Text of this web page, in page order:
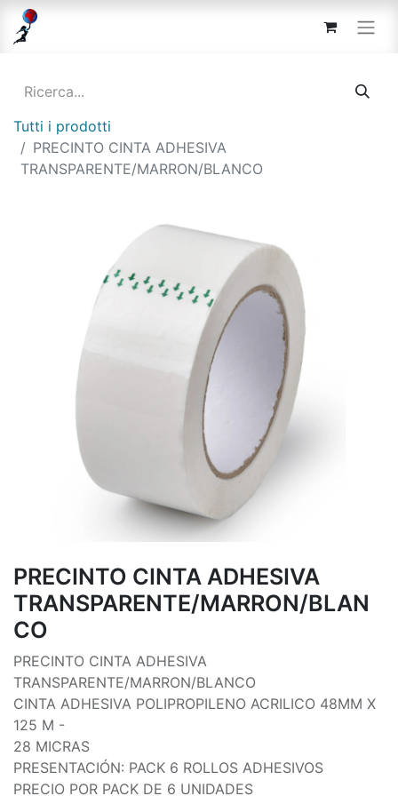
Tutti i prodotti
PRECINTO CINTA ADHESIVA
TRANSPARENTE/MARRON/BLANCO
PRECINTO CINTA ADHESIVA
TRANSPARENTE/MARRON/BLAN
CO
PRECINTO CINTA ADHESIVA
TRANSPARENTE/MARRON/BLANCO
CINTA ADHESIVA POLIPROPILENO ACRILICO 48MM X
125 M -
28 MICRAS
PRESENTACIÓN: PACK 6 ROLLOS ADHESIVOS
PRECIO POR PACK DE 6 UNIDADES